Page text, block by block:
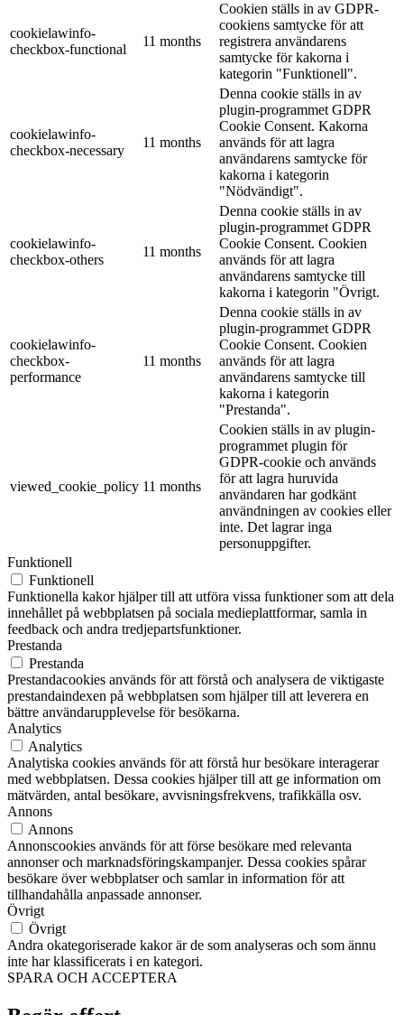
cookielawinfo-
checkbox-functional
11 months
Cookien ställs in av GDPR-
cookiens samtycke för att
registrera användarens
samtycke för kakorna i
kategorin "Funktionell".
cookielawinfo-
checkbox-necessary
11 months
Denna cookie ställs in av
plugin-programmet GDPR
Cookie Consent. Kakorna
används för att lagra
användarens samtycke för
kakorna i kategorin
"Nödvändigt".
cookielawinfo-
checkbox-others
11 months
Denna cookie ställs in av
plugin-programmet GDPR
Cookie Consent. Cookien
används för att lagra
användarens samtycke till
kakorna i kategorin "Övrigt.
cookielawinfo-
checkbox-
performance
11 months
Denna cookie ställs in av
plugin-programmet GDPR
Cookie Consent. Cookien
används för att lagra
användarens samtycke till
kakorna i kategorin
"Prestanda".
viewed_cookie_policy 11 months
Cookien ställs in av plugin-
programmet plugin för
GDPR-cookie och används
för att lagra huruvida
användaren har godkänt
användningen av cookies eller
inte. Det lagrar inga
personuppgifter.
Funktionell
Funktionell
Funktionella kakor hjälper till att utföra vissa funktioner som att dela
innehållet på webbplatsen på sociala medieplattformar, samla in
feedback och andra tredjepartsfunktioner.
Prestanda
Prestanda
Prestandacookies används för att förstå och analysera de viktigaste
prestandaindexen på webbplatsen som hjälper till att leverera en
bättre användarupplevelse för besökarna.
Analytics
Analytics
Analytiska cookies används för att förstå hur besökare interagerar
med webbplatsen. Dessa cookies hjälper till att ge information om
mätvärden, antal besökare, avvisningsfrekvens, trafikkälla osv.
Annons
Annons
Annonscookies används för att förse besökare med relevanta
annonser och marknadsföringskampanjer. Dessa cookies spårar
besökare över webbplatser och samlar in information för att
tillhandahålla anpassade annonser.
Övrigt
Övrigt
Andra okategoriserade kakor är de som analyseras och som ännu
inte har klassificerats i en kategori.
SPARA OCH ACCEPTERA